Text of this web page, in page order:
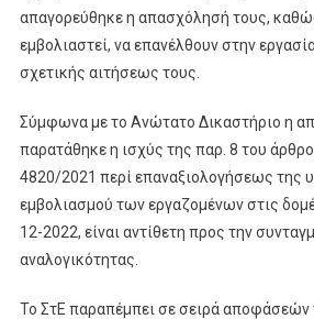
απαγορεύθηκε η απασχόλησή τους,
εμβολιαστεί, να επανέλθουν στην
σχετικής αιτήσεως τους.
Σύμφωνα με το Ανώτατο Δικαστήριο η
παρατάθηκε η ισχύς της παρ. 8 του
4820/2021 περί επαναξιολογήσεως της
εμβολιασμού των εργαζομένων στις
12-2022, είναι αντίθετη προς την
αναλογικότητας.
Το ΣτΕ παραπέμπει σε σειρά αποφάσεών